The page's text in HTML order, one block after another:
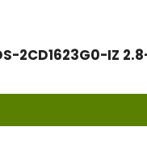
2CD1623G0-IZ